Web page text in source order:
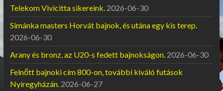
Telekom Vivicitta sikereink. 2026-06-30
Simánka masters Horvát bajnok, és utána egy kis terep.
2026-06-30
Arany és bronz, az U20-s fedett bajnokságon. 2026-06-30
Felnőtt bajnoki cím 800-on, további kiváló futások
Nyíregyházán. 2026-06-27